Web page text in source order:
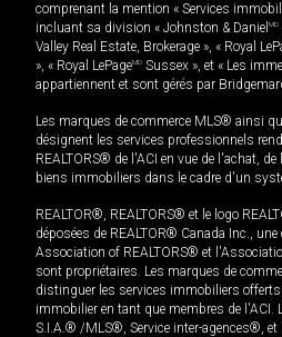
comprenant la mention « Services
incluant sa division « Johnston & Daniel MD
Valley Real Estate, Brokerage », « Royal
», « Royal LePageMD Sussex », et « Les
appartiennent et sont gérés par
Les marques de commerce MLS® ainsi
désignent les services professionnels
REALTORS® de l'ACI en vue de l'achat,
biens immobiliers dans le cadre d'un
REALTOR®, REALTORS® et le logo
déposées de REALTOR® Canada Inc.,
Association of REALTORS® et
sont propriétaires. Les marques de
distinguer les services immobiliers
immobilier en tant que membres de l'ACI.
S.I.A.® /MLS®, Service inter-agences®,